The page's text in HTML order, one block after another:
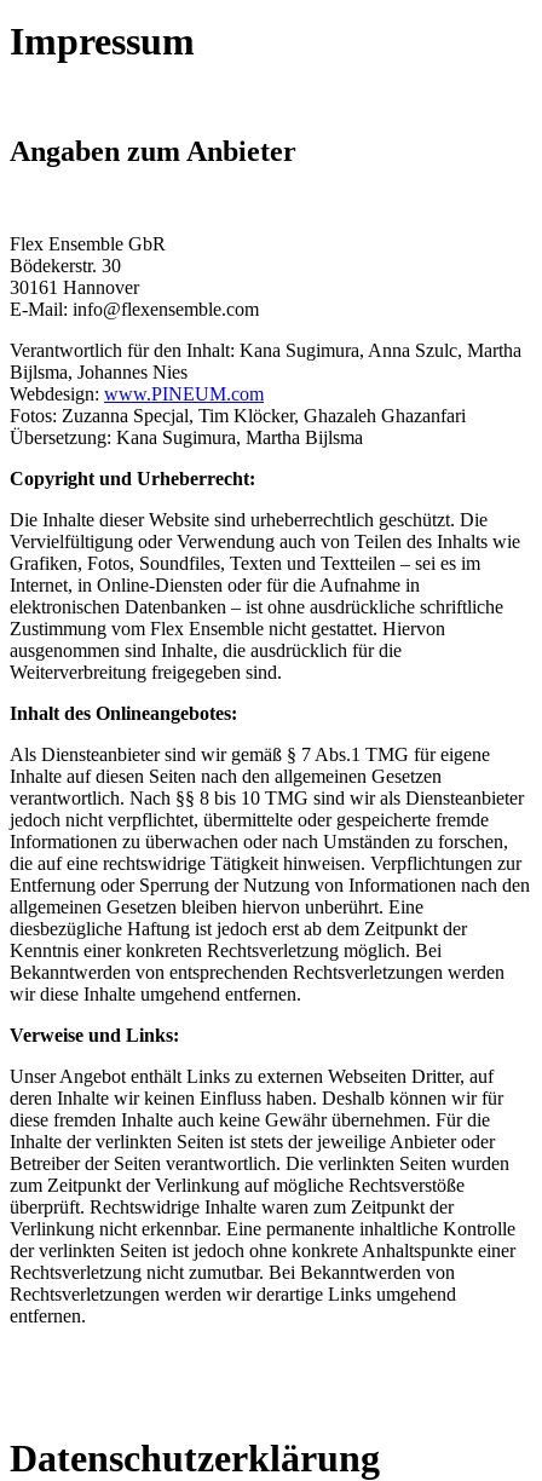
Impressum
Angaben zum Anbieter
Flex Ensemble GbR
Bödekerstr. 30
30161 Hannover
E-Mail: info@flexensemble.com
Verantwortlich für den Inhalt: Kana Sugimura, Anna Szulc, Martha
Bijlsma, Johannes Nies
Webdesign: www.PINEUM.com
Fotos: Zuzanna Specjal, Tim Klöcker, Ghazaleh Ghazanfari
Übersetzung: Kana Sugimura, Martha Bijlsma
Copyright und Urheberrecht:
Die Inhalte dieser Website sind urheberrechtlich geschützt. Die
Vervielfültigung oder Verwendung auch von Teilen des Inhalts wie
Grafiken, Fotos, Soundfiles, Texten und Textteilen – sei es im
Internet, in Online-Diensten oder für die Aufnahme in
elektronischen Datenbanken – ist ohne ausdrückliche schriftliche
Zustimmung vom Flex Ensemble nicht gestattet. Hiervon
ausgenommen sind Inhalte, die ausdrücklich für die
Weiterverbreitung freigegeben sind.
Inhalt des Onlineangebotes:
Als Diensteanbieter sind wir gemäß § 7 Abs.1 TMG für eigene
Inhalte auf diesen Seiten nach den allgemeinen Gesetzen
verantwortlich. Nach §§ 8 bis 10 TMG sind wir als Diensteanbieter
jedoch nicht verpflichtet, übermittelte oder gespeicherte fremde
Informationen zu überwachen oder nach Umständen zu forschen,
die auf eine rechtswidrige Tätigkeit hinweisen. Verpflichtungen zur
Entfernung oder Sperrung der Nutzung von Informationen nach den
allgemeinen Gesetzen bleiben hiervon unberührt. Eine
diesbezügliche Haftung ist jedoch erst ab dem Zeitpunkt der
Kenntnis einer konkreten Rechtsverletzung möglich. Bei
Bekanntwerden von entsprechenden Rechtsverletzungen werden
wir diese Inhalte umgehend entfernen.
Verweise und Links:
Unser Angebot enthält Links zu externen Webseiten Dritter, auf
deren Inhalte wir keinen Einfluss haben. Deshalb können wir für
diese fremden Inhalte auch keine Gewähr übernehmen. Für die
Inhalte der verlinkten Seiten ist stets der jeweilige Anbieter oder
Betreiber der Seiten verantwortlich. Die verlinkten Seiten wurden
zum Zeitpunkt der Verlinkung auf mögliche Rechtsverstöße
überprüft. Rechtswidrige Inhalte waren zum Zeitpunkt der
Verlinkung nicht erkennbar. Eine permanente inhaltliche Kontrolle
der verlinkten Seiten ist jedoch ohne konkrete Anhaltspunkte einer
Rechtsverletzung nicht zumutbar. Bei Bekanntwerden von
Rechtsverletzungen werden wir derartige Links umgehend
entfernen.
Datenschutzerklärung